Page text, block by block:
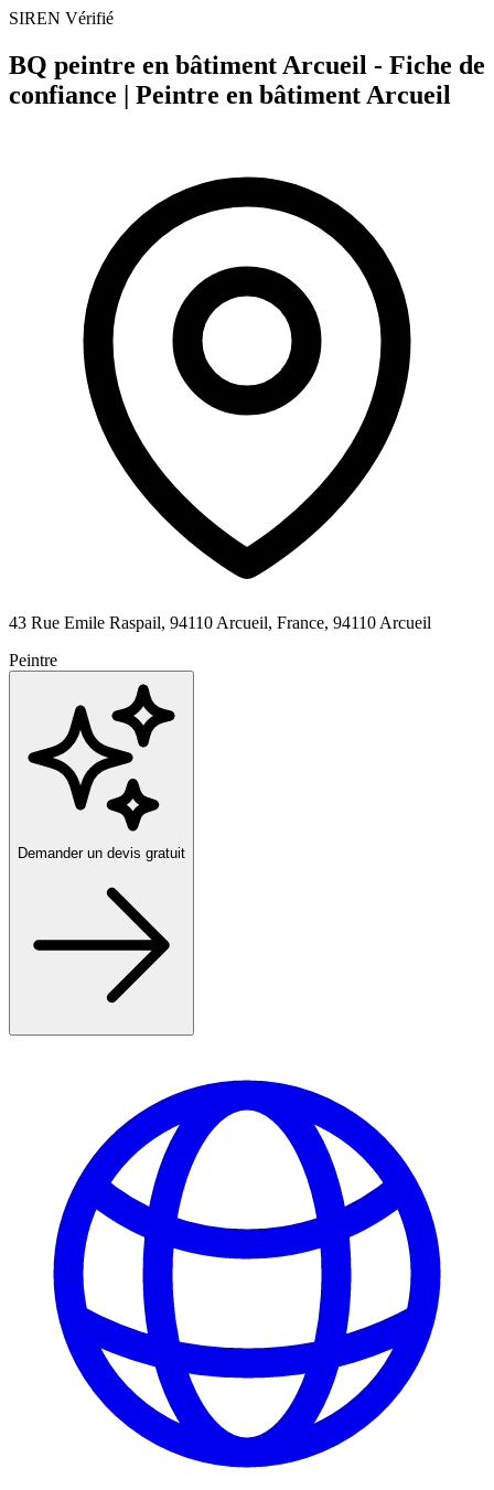
SIREN Vérifié
BQ peintre en bâtiment Arcueil - Fiche de
confiance | Peintre en bâtiment Arcueil
43 Rue Emile Raspail, 94110 Arcueil, France, 94110 Arcueil
Peintre
Demander un devis gratuit